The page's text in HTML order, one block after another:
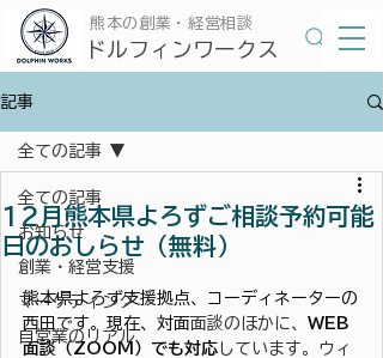
​ドルフィンワークス
​熊本の創業・経営相談
記事
全ての記事
お知らせ
創業・経営支援
マーケティング
自営業のリアル
全ての記事
12月熊本県よろずご相談予約可能
日のおしらせ（無料）
熊本県よろず支援拠点、コーディネーターの
西田です。現在、対面面談のほかに、 WEB
面談（ZOOM）でも対応しています。ウィ